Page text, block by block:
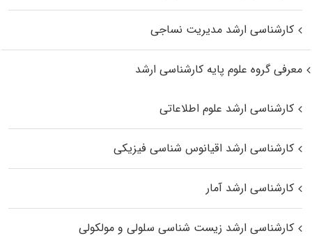
کارشناسی ارشد مدیریت نساجی
معرفی گروه علوم پایه کارشناسی ارشد
کارشناسی ارشد علوم اطلاعاتی
کارشناسی ارشد اقیانوس‌ شناسی فیزیکی
کارشناسی ارشد آمار
کارشناسی ارشد زیست شناسی سلولی و مولکولی